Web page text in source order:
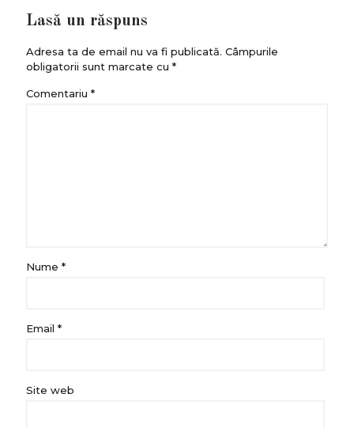
Lasă un răspuns
Adresa ta de email nu va fi publicată. Câmpurile
obligatorii sunt marcate cu *
Comentariu *
Nume *
Email *
Site web